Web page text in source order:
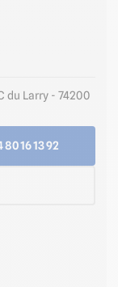
du Larry - 74200
80 16 13 92